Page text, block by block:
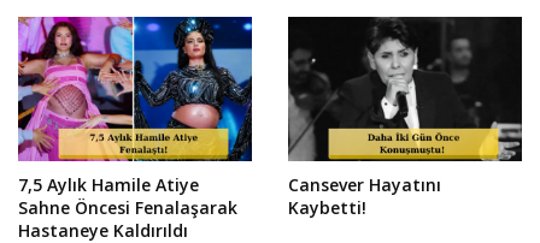
7,5 Aylık Hamile Atiye
Sahne Öncesi Fenalaşarak
Hastaneye Kaldırıldı
Cansever Hayatını
Kaybetti!